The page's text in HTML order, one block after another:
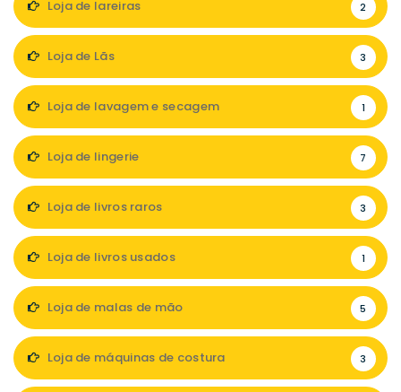
Loja de lareiras 2
Loja de Lãs 3
Loja de lavagem e secagem 1
Loja de lingerie 7
Loja de livros raros 3
Loja de livros usados 1
Loja de malas de mão 5
Loja de máquinas de costura 3